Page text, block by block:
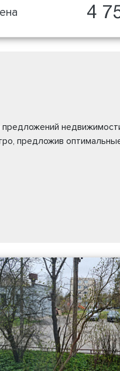
4
предложений
предложив